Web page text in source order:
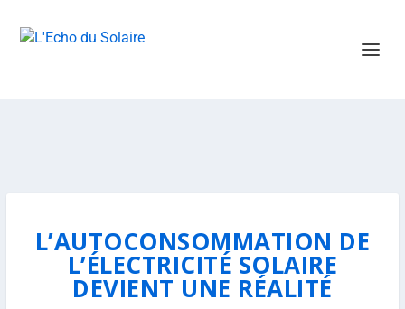
L’AUTOCONSOMMATION DE
L’ÉLECTRICITÉ SOLAIRE
DEVIENT UNE RÉALITÉ